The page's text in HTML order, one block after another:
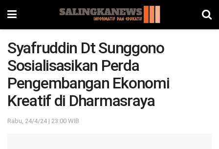
Syafruddin Dt Sunggono
Sosialisasikan Perda
Pengembangan Ekonomi
Kreatif di Dharmasraya
Rabu, 24/4/24 | 23:00 WIB